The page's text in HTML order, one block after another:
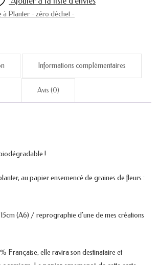
à Planter - zéro déchet -
Informations complémentaires
Avis (0)
!
planter, au papier ensemencé de graines de fleurs :
(A6) / reprographie d’une de mes créations
Française, elle ravira son destinataire et